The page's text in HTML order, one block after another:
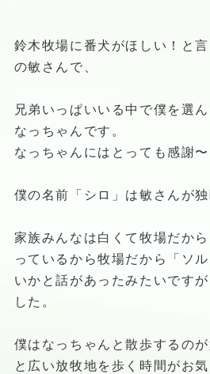
鈴木牧場に番犬がほしい！と
の敏さんで、
兄弟いっぱいいる中で僕を選
なっちゃんです。
なっちゃんにはとっても感謝
僕の名前「シロ」は敏さんが独
家族みんなは白くて牧場だから
っているから牧場だから「ソ
いかと話があったみたいです
した。
僕はなっちゃんと散歩するの
と広い放牧地を歩く時間がお気